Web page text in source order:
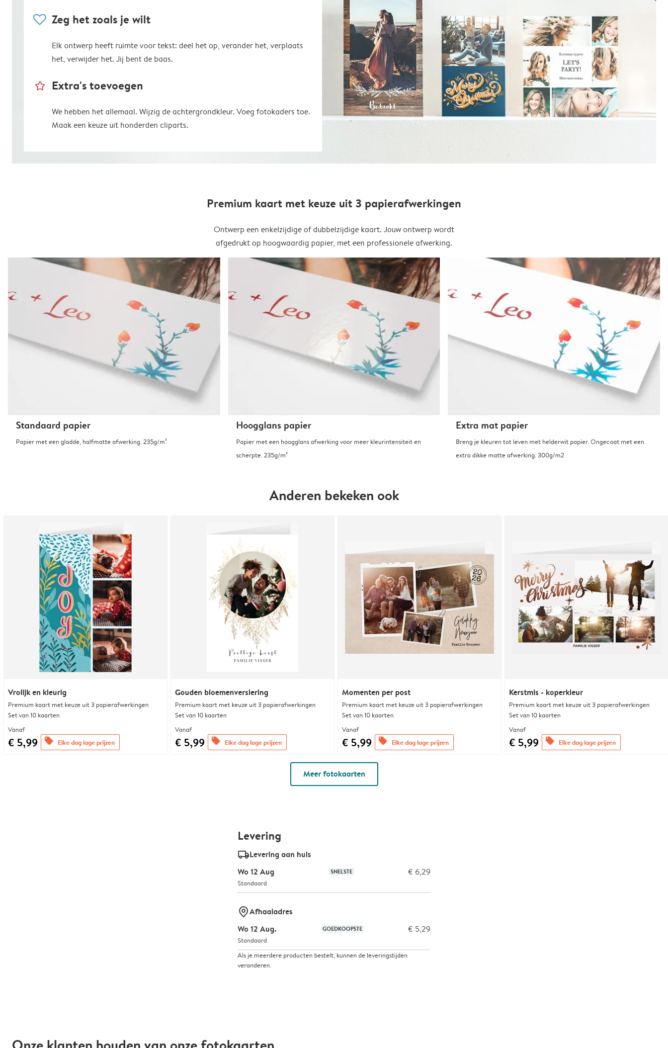
heart Zeg het zoals je wilt
Elk ontwerp heeft ruimte voor tekst: deel het op, verander het, verplaats
het, verwijder het. Jij bent de baas.
star_outline Extra's toevoegen
We hebben het allemaal. Wijzig de achtergrondkleur. Voeg fotokaders toe.
Maak een keuze uit honderden cliparts.
Premium kaart met keuze uit 3 papierafwerkingen
Ontwerp een enkelzijdige of dubbelzijdige kaart. Jouw ontwerp wordt
afgedrukt op hoogwaardig papier, met een professionele afwerking.
Standaard papier
Papier met een gladde, halfmatte afwerking. 235g/m²
Hoogglans papier
Papier met een hoogglans afwerking voor meer kleurintensiteit en
scherpte. 235g/m²
Extra mat papier
Breng je kleuren tot leven met helderwit papier. Ongecoat met een
extra dikke matte afwerking. 300g/m2
Anderen bekeken ook
Vrolijk en kleurig
Premium kaart met keuze uit 3 papierafwerkingen
Set van 10 kaarten
Vanaf
€ 5,99 offers Elke dag lage prijzen
Gouden bloemenversiering
Premium kaart met keuze uit 3 papierafwerkingen
Set van 10 kaarten
Vanaf
€ 5,99 offers Elke dag lage prijzen
Momenten per post
Premium kaart met keuze uit 3 papierafwerkingen
Set van 10 kaarten
Vanaf
€ 5,99 offers Elke dag lage prijzen
Kerstmis - koperkleur
Premium kaart met keuze uit 3 papierafwerkingen
Set van 10 kaarten
Vanaf
€ 5,99 offers Elke dag lage prijzen
Meer fotokaarten
Levering
delivery_standard_v2Levering aan huis
Wo 12 Aug
SNELSTE € 6,29
Standaard
marker-pinAfhaaladres
Wo 12 Aug.
GOEDKOOPSTE € 5,29
Standaard
Als je meerdere producten bestelt, kunnen de leveringstijden
veranderen.